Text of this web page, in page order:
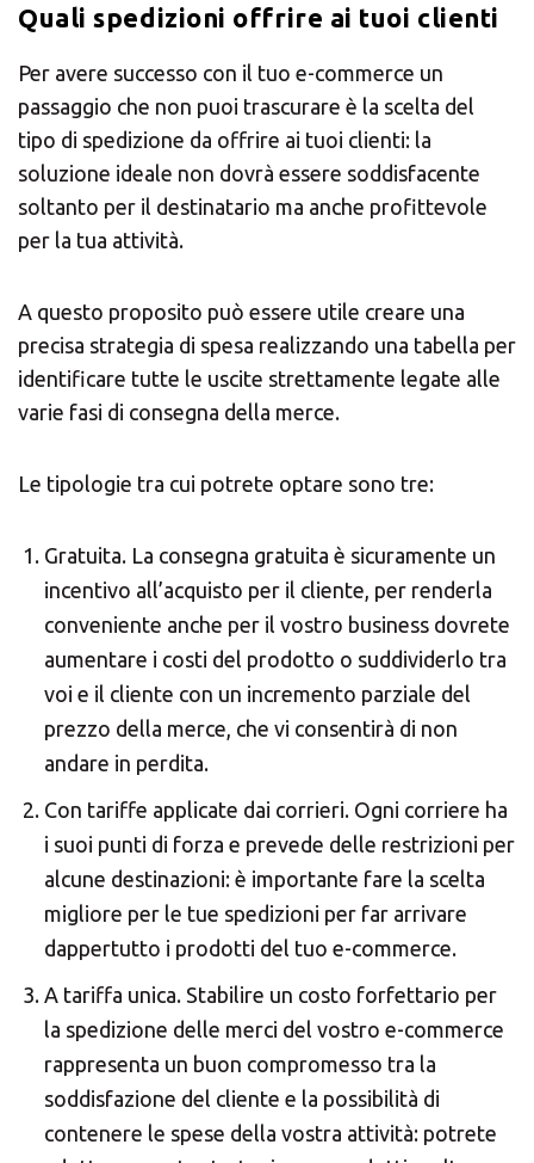
Quali spedizioni offrire ai tuoi clienti
Per avere successo con il tuo e-commerce un
passaggio che non puoi trascurare è la scelta del
tipo di spedizione da offrire ai tuoi clienti: la
soluzione ideale non dovrà essere soddisfacente
soltanto per il destinatario ma anche profittevole
per la tua attività.
A questo proposito può essere utile creare una
precisa strategia di spesa realizzando una tabella per
identificare tutte le uscite strettamente legate alle
varie fasi di consegna della merce.
Le tipologie tra cui potrete optare sono tre:
Gratuita. La consegna gratuita è sicuramente un
incentivo all’acquisto per il cliente, per renderla
conveniente anche per il vostro business dovrete
aumentare i costi del prodotto o suddividerlo tra
voi e il cliente con un incremento parziale del
prezzo della merce, che vi consentirà di non
andare in perdita.
Con tariffe applicate dai corrieri. Ogni corriere ha
i suoi punti di forza e prevede delle restrizioni per
alcune destinazioni: è importante fare la scelta
migliore per le tue spedizioni per far arrivare
dappertutto i prodotti del tuo e-commerce.
A tariffa unica. Stabilire un costo forfettario per
la spedizione delle merci del vostro e-commerce
rappresenta un buon compromesso tra la
soddisfazione del cliente e la possibilità di
contenere le spese della vostra attività: potrete
Cerchi un'alternativa?
CERCA TRA GLI OLTRE 500 CENTRI IN
ITALIA
Oppure puoi